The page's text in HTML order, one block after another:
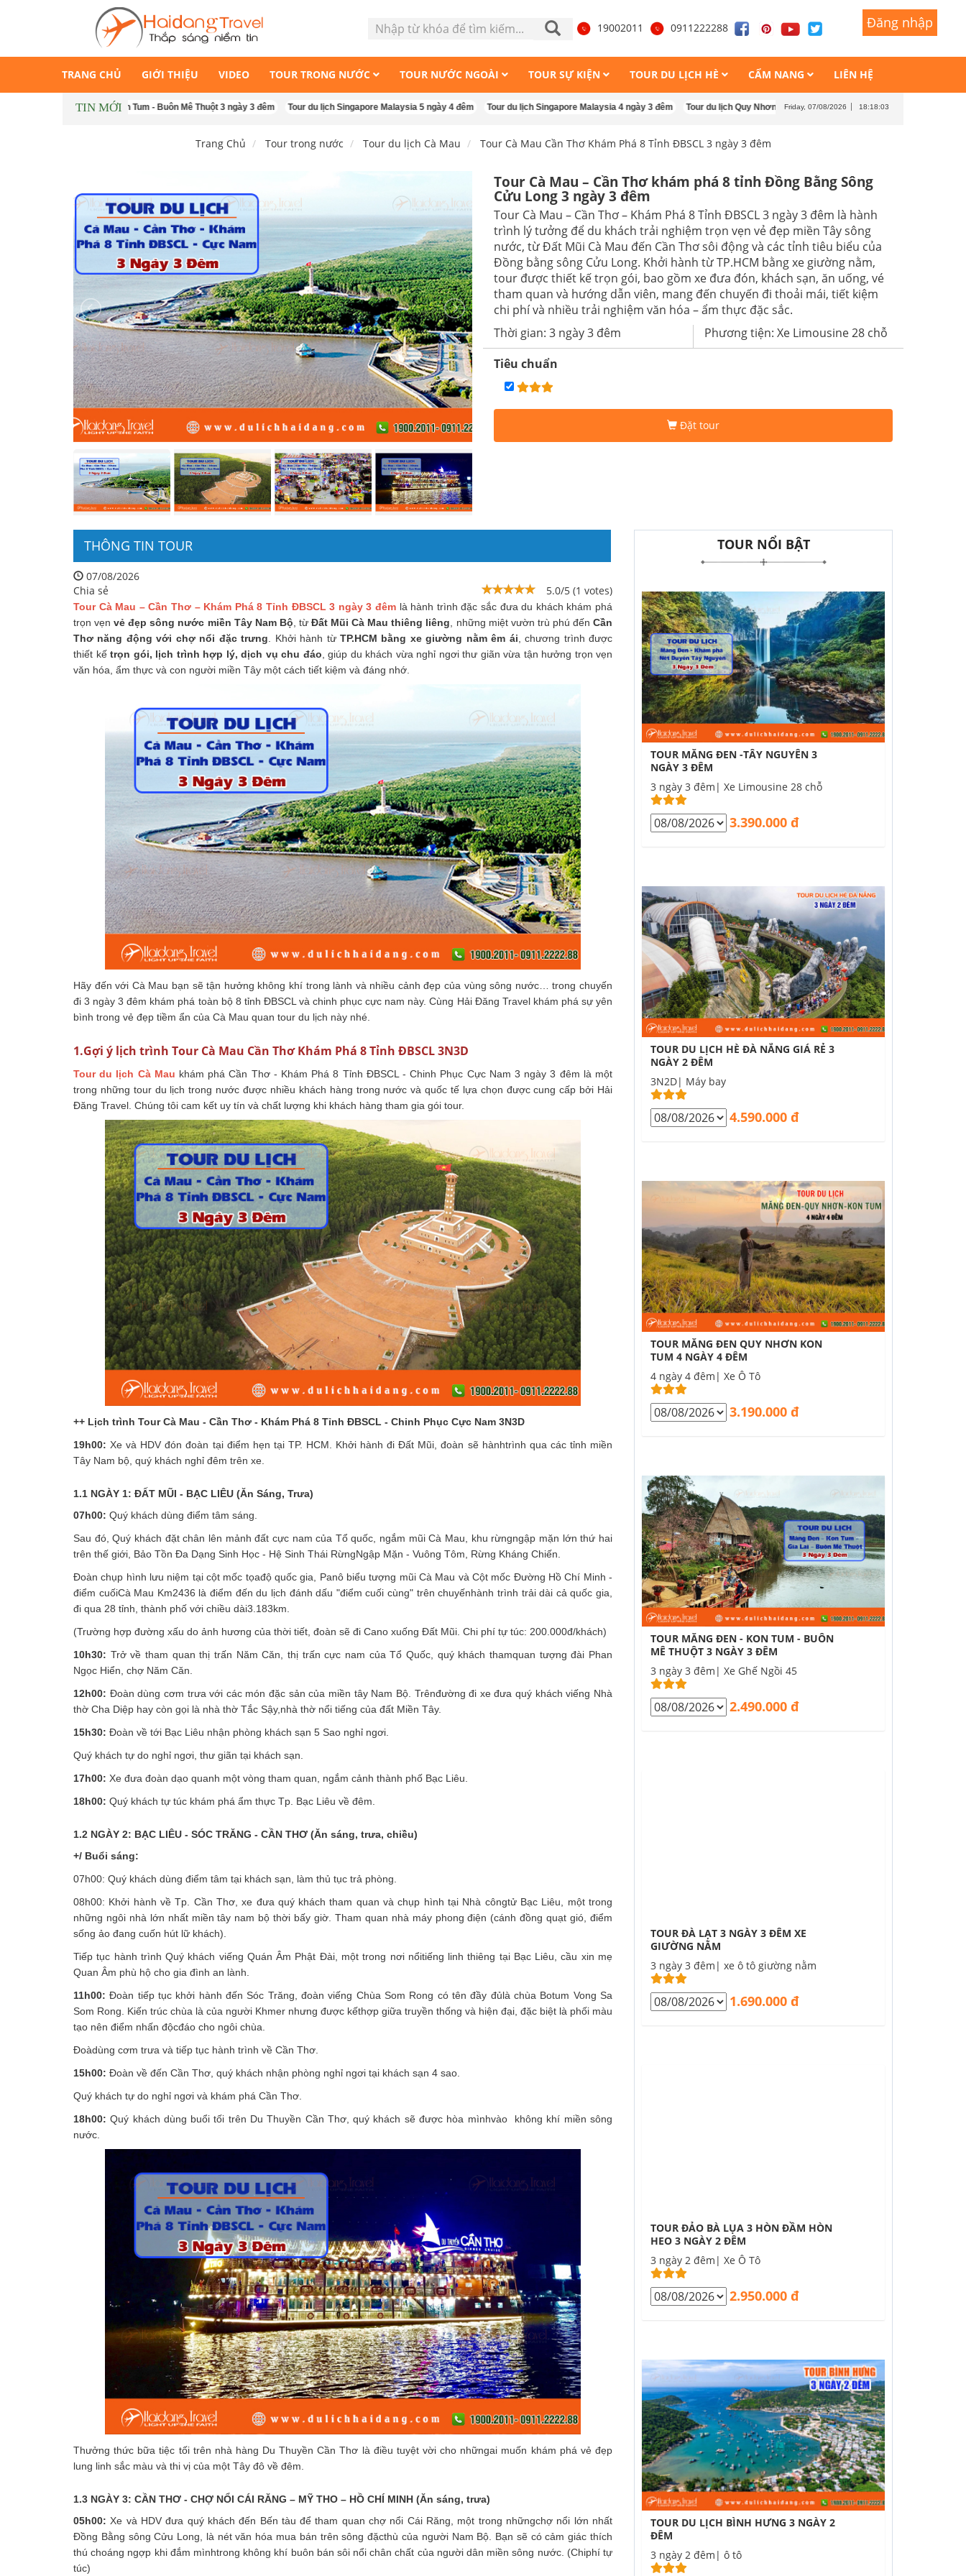
Đăng nhập
19002011 0911222288 Đăng nhập
TRANG CHỦ GIỚI THIỆU VIDEO TOUR TRONG NƯỚC TOUR NƯỚC NGOÀI TOUR SỰ KIỆN TOUR DU LỊCH HÈ CẨM NANG LIÊN HỆ
TIN MỚI
Tour Măng Đen - Kon Tum - Buôn Mê Thuột 3 ngày 3 đêm Tour du lịch Singapore Malaysia 5 ngày 4 đêm Tour du lịch Singapore Malaysia 4 ngày 3 đêm Tour du lịch Quy Nhơn Kỳ Co Eo Gió 3 ngày 3 đêm Tour Quy Nhơn Đảo Kỳ
Friday, 07/08/2026 18:18:05
Trang Chủ Tour trong nước Tour du lịch Cà Mau Tour Cà Mau Cần Thơ Khám Phá 8 Tỉnh ĐBSCL 3 ngày 3 đêm
Tour Cà Mau – Cần Thơ khám phá 8 tỉnh Đồng Bằng Sông
Cửu Long 3 ngày 3 đêm
3,650,000 VND
Tour Cà Mau – Cần Thơ – Khám Phá 8 Tỉnh ĐBSCL 3 ngày 3 đêm là hành
trình lý tưởng để du khách trải nghiệm trọn vẹn vẻ đẹp miền Tây sông
nước, từ Đất Mũi Cà Mau đến Cần Thơ sôi động và các tỉnh tiêu biểu của
Đồng bằng sông Cửu Long. Khởi hành từ TP.HCM bằng xe giường nằm,
tour được thiết kế trọn gói, bao gồm xe đưa đón, khách sạn, ăn uống, vé
tham quan và hướng dẫn viên, mang đến chuyến đi thoải mái, tiết kiệm
chi phí và nhiều trải nghiệm văn hóa – ẩm thực đặc sắc.
Thời gian: 3 ngày 3 đêm
THÔNG TIN TOUR
07/08/2026
5.0/5 (1 votes)
Chia sẻ
Tour Cà Mau – Cần Thơ – Khám Phá 8 Tỉnh ĐBSCL 3 ngày 3 đêm là hành trình đặc sắc đưa du khách khám phá
trọn vẹnvẻ đẹp sông nước miền Tây Nam Bộ , từ Đất Mũi Cà Mau thiêng liêng , những miệt vườn trù phú đếnCần
Thơ năng động với chợ nổi đặc trưng . Khởi hành từ TP.HCM bằng xe giường nằm êm ái , chương trình được
thiết kế trọn gói, lịch trình hợp lý, dịch vụ chu đáo , giúp du khách vừa nghỉ ngơi thư giãn vừa tận hưởng trọn vẹn
văn hóa, ẩm thực và con người miền Tây một cách tiết kiệm và đáng nhớ.
Hãy đến với Cà Mau bạn sẽ tận hưởng không khí trong lành và nhiều cảnh đẹp của vùng sông nước… trong chuyến
đi 3 ngày 3 đêm khám phá toàn bộ 8 tỉnh ĐBSCL và chinh phục cực nam này. Cùng Hải Đăng Travel khám phá sự yên
bình trong vẻ đẹp tiềm ẩn của Cà Mau quan tour du lịch này nhé.
1.Gợi ý lịch trình Tour Cà Mau Cần Thơ Khám Phá 8 Tỉnh ĐBSCL 3N3D
Tour du lịch Cà Mau khám phá Cần Thơ - Khám Phá 8 Tỉnh ĐBSCL - Chinh Phục Cực Nam 3 ngày 3 đêm là một
trong những tour du lịch trong nước được nhiều khách hàng trong nước và quốc tế lựa chọn được cung cấp bởi Hải
Đăng Travel. Chúng tôi cam kết uy tín và chất lượng khi khách hàng tham gia gói tour.
++ Lịch trình Tour Cà Mau - Cần Thơ - Khám Phá 8 Tỉnh ĐBSCL - Chinh Phục Cực Nam 3N3D
19h00: Xe và HDV đón đoàn tại điểm hẹn tại TP. HCM. Khởi hành đi Đất Mũi, đoàn sẽ hànhtrình qua các tỉnh miền
Tây Nam bộ, quý khách nghỉ đêm trên xe.
1.1 NGÀY 1: ĐẤT MŨI - BẠC LIÊU (Ăn Sáng, Trưa)
07h00: Quý khách dùng điểm tâm sáng.
Sau đó, Quý khách đặt chân lên mảnh đất cực nam của Tổ quốc, ngắm mũi Cà Mau, khu rừngngập mặn lớn thứ hai
trên thế giới, Bảo Tồn Đa Dạng Sinh Học - Hệ Sinh Thái RừngNgập Mặn - Vuông Tôm, Rừng Kháng Chiến.
Đoàn chụp hình lưu niệm tại cột mốc tọađộ quốc gia, Panô biểu tượng mũi Cà Mau và Cột mốc Đường Hồ Chí Minh -
điểm cuốiCà Mau Km2436 là điểm đến du lịch đánh dấu "điểm cuối cùng" trên chuyếnhành trình trải dài cả quốc gia,
đi qua 28 tỉnh, thành phố với chiều dài3.183km.
(Trường hợp đường xấu do ảnh hương của thời tiết, đoàn sẽ đi Cano xuống Đất Mũi. Chi phí tự túc: 200.000đ/khách)
10h30: Trở về tham quan thị trấn Năm Căn, thị trấn cực nam của Tổ Quốc, quý khách thamquan tượng đài Phan
Ngọc Hiển, chợ Năm Căn.
12h00: Đoàn dùng cơm trưa với các món đặc sản của miền tây Nam Bộ. Trênđường đi xe đưa quý khách viếng Nhà
thờ Cha Diệp hay còn gọi là nhà thờ Tắc Sậy,nhà thờ nổi tiếng của đất Miền Tây.
15h30: Đoàn về tới Bạc Liêu nhận phòng khách sạn 5 Sao nghỉ ngơi.
Quý khách tự do nghỉ ngơi, thư giãn tại khách sạn.
17h00: Xe đưa đoàn dạo quanh một vòng tham quan, ngắm cảnh thành phố Bạc Liêu.
18h00: Quý khách tự túc khám phá ẩm thực Tp. Bạc Liêu về đêm.
1.2 NGÀY 2: BẠC LIÊU - SÓC TRĂNG - CẦN THƠ (Ăn sáng, trưa, chiều)
+/ Buổi sáng:
07h00: Quý khách dùng điểm tâm tại khách sạn, làm thủ tục trả phòng.
08h00: Khởi hành về Tp. Cần Thơ, xe đưa quý khách tham quan và chụp hình tại Nhà côngtử Bạc Liêu, một trong
những ngôi nhà lớn nhất miền tây nam bộ thời bấy giờ. Tham quan nhà máy phong điện (cánh đồng quạt gió, điểm
sống ảo đang cuốn hút lữ khách).
Tiếp tục hành trình Quý khách viếng Quán Âm Phật Đài, một trong nơi nổitiếng linh thiêng tại Bạc Liêu, cầu xin mẹ
Quan Âm phù hộ cho gia đình an lành.
11h00: Đoàn tiếp tục khởi hành đến Sóc Trăng, đoàn viếng Chùa Som Rong có tên đầy đủlà chùa Botum Vong Sa
Som Rong. Kiến trúc chùa là của người Khmer nhưng được kếthợp giữa truyền thống và hiện đại, đặc biệt là phối màu
tạo nên điểm nhấn độcđáo cho ngôi chùa.
Đoàdùng cơm trưa và tiếp tục hành trình về Cần Thơ.
15h00: Đoàn về đến Cần Thơ, quý khách nhận phòng nghỉ ngơi tại khách sạn 4 sao.
Quý khách tự do nghỉ ngơi và khám phá Cần Thơ.
18h00: Quý khách dùng buổi tối trên Du Thuyền Cần Thơ, quý khách sẽ được hòa mìnhvào không khí miền sông
nước.
Thưởng thức bữa tiệc tối trên nhà hàng Du Thuyền Cần Thơ là điều tuyệt vời cho nhữngai muốn khám phá vẻ đẹp
lung linh sắc màu và thi vị của một Tây đô về đêm.
1.3 NGÀY 3: CẦN THƠ - CHỢ NỔI CÁI RĂNG – MỸ THO – HỒ CHÍ MINH (Ăn sáng, trưa)
05h00: Xe và HDV đưa quý khách đến Bến tàu để tham quan chợ nổi Cái Răng, một trong nhữngchợ nổi lớn nhất
Đồng Bằng sông Cửu Long, là nét văn hóa mua bán trên sông đặcthù của người Nam Bộ. Bạn sẽ có cảm giác thích
thú choáng ngợp khi đắm mìnhtrong không khí buôn bán sôi nổi chân chất của người dân miền sông nước. (Chiphí tự
túc)
TOUR NỔI BẬT
TOUR MĂNG ĐEN -TÂY NGUYÊN 3
NGÀY 3 ĐÊM
3 ngày 3 đêm| Xe Limousine 28 chỗ
3.390.000 đ
TOUR DU LỊCH HÈ ĐÀ NẴNG GIÁ RẺ 3
NGÀY 2 ĐÊM
3N2D| Máy bay
4.590.000 đ
TOUR MĂNG ĐEN QUY NHƠN KON
TUM 4 NGÀY 4 ĐÊM
4 ngày 4 đêm| Xe Ô Tô
3.190.000 đ
TOUR MĂNG ĐEN - KON TUM - BUÔN
MÊ THUỘT 3 NGÀY 3 ĐÊM
3 ngày 3 đêm| Xe Ghế Ngồi 45
2.490.000 đ
TOUR ĐÀ LẠT 3 NGÀY 3 ĐÊM XE
GIƯỜNG NẰM
3 ngày 3 đêm| xe ô tô giường nằm
1.690.000 đ
TOUR ĐẢO BÀ LỤA 3 HÒN ĐẦM HÒN
HEO 3 NGÀY 2 ĐÊM
3 ngày 2 đêm| Xe Ô Tô
2.950.000 đ
TOUR DU LỊCH BÌNH HƯNG 3 NGÀY 2
ĐÊM
3 ngày 2 đêm| ô tô